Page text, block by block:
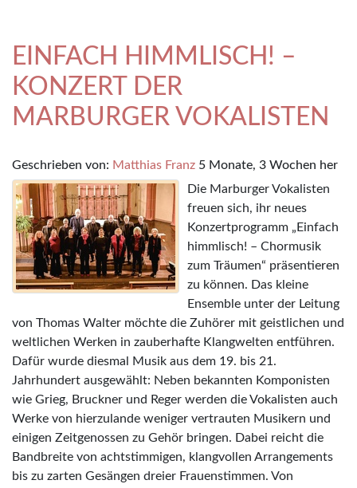
EINFACH HIMMLISCH! –
KONZERT DER
MARBURGER VOKALISTEN
Geschrieben von: Matthias Franz 5 Monate, 3 Wochen her
Die Marburger Vokalisten
freuen sich, ihr neues
Konzertprogramm „Einfach
himmlisch! – Chormusik
zum Träumen“ präsentieren
zu können. Das kleine
Ensemble unter der Leitung
von Thomas Walter möchte die Zuhörer mit geistlichen und
weltlichen Werken in zauberhafte Klangwelten entführen.
Dafür wurde diesmal Musik aus dem 19. bis 21.
Jahrhundert ausgewählt: Neben bekannten Komponisten
wie Grieg, Bruckner und Reger werden die Vokalisten auch
Werke von hierzulande weniger vertrauten Musikern und
einigen Zeitgenossen zu Gehör bringen. Dabei reicht die
Bandbreite von achtstimmigen, klangvollen Arrangements
bis zu zarten Gesängen dreier Frauenstimmen. Von